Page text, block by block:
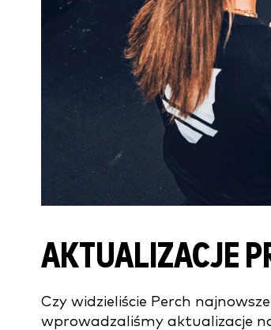
AKTUALIZACJE
Czy widzieliście Perch
wprowadzaliśmy aktualizacje